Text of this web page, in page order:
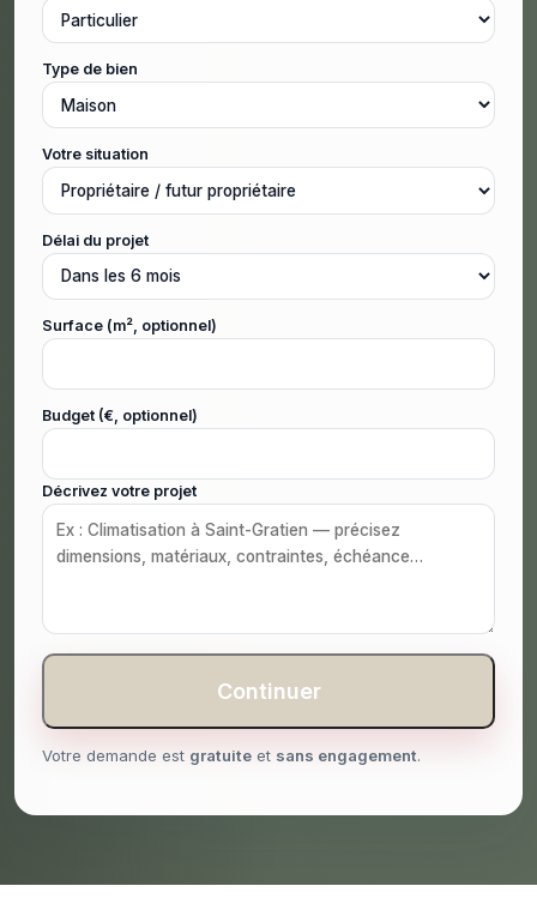
Type de bien
Votre situation
Délai du projet
Surface (m², optionnel)
Budget (€, optionnel)
Décrivez votre projet
Continuer
Votre demande est gratuite et sans engagement.